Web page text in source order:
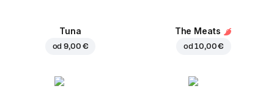
Tuna
od9,00 €
The Meats
od10,00 €